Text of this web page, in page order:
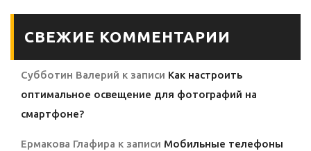
СВЕЖИЕ КОММЕНТАРИИ
Субботин Валерий к записи Как настроить
оптимальное освещение для фотографий на
смартфоне?
Ермакова Глафира к записи Мобильные телефоны